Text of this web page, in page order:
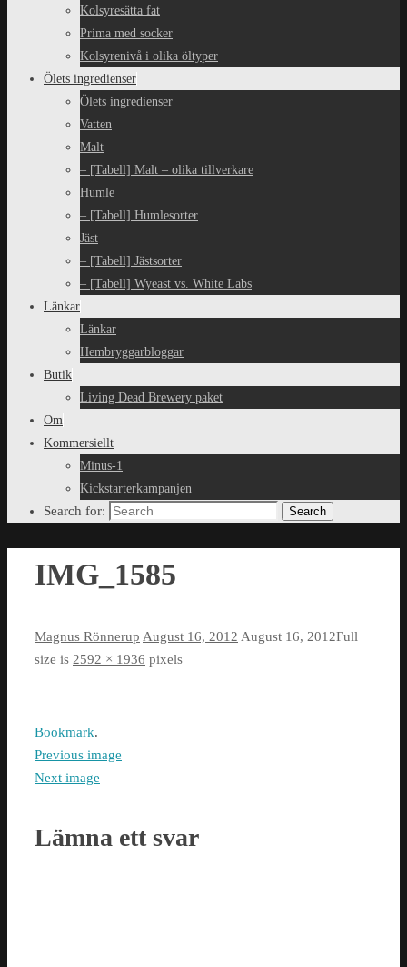
Kolsyresätta fat
Prima med socker
Kolsyrenivå i olika öltyper
Ölets ingredienser
Ölets ingredienser
Vatten
Malt
– [Tabell] Malt – olika tillverkare
Humle
– [Tabell] Humlesorter
Jäst
– [Tabell] Jästsorter
– [Tabell] Wyeast vs. White Labs
Länkar
Länkar
Hembryggarbloggar
Butik
Living Dead Brewery paket
Om
Kommersiellt
Minus-1
Kickstarterkampanjen
Search for: Search
IMG_1585
Magnus Rönnerup August 16, 2012 August 16, 2012Full
size is 2592 × 1936 pixels
Bookmark.
Previous image
Next image
Lämna ett svar